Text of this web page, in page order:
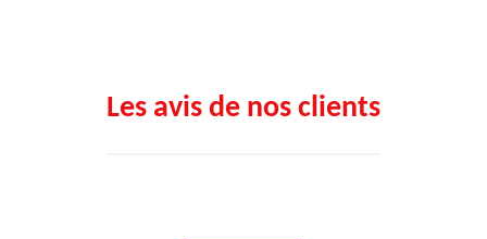
Les avis de nos clients